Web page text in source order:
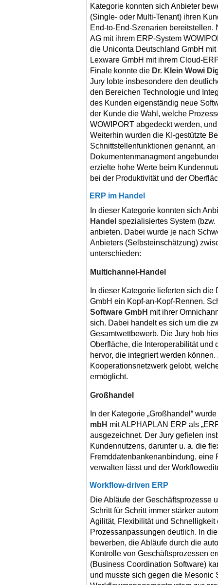
Kategorie konnten sich Anbieter
(Single- oder Multi-Tenant) ihren
End-to-End-Szenarien
AG mit ihrem ERP-System
die Uniconta Deutschland GmbH
Lexware GmbH mit ihrem Cloud-
Finale konnte die Dr. Klein Wowi
Jury lobte insbesondere den
den Bereichen Technologie und
des Kunden eigenständig neue
der Kunde die Wahl, welche
WOWIPORT abgedeckt werden,
Weiterhin wurden die KI-gestützte
Schnittstellenfunktionen genannt,
Dokumentenmanagment
erzielte hohe Werte beim
bei der Produktivität und der
ERP im Handel
In dieser Kategorie konnten sich
Handel spezialisiertes System
anbieten. Dabei wurde je nach
Anbieters (Selbsteinschätzung)
unterschieden:
Multichannel-Handel
In dieser Kategorie lieferten sich
GmbH ein Kopf-an-Kopf-Rennen.
Software GmbH mit ihrer
sich. Dabei handelt es sich um die
Gesamtwettbewerb. Die Jury hob
Oberfläche, die Interoperabilität und
hervor, die integriert werden
Kooperationsnetzwerk gelobt,
ermöglicht.
Großhandel
In der Kategorie „Großhandel“
mbH mit ALPHAPLAN ERP als
ausgezeichnet. Der Jury gefielen
Kundennutzens, darunter u. a. die
Fremddatenbankenanbindung, eine
verwalten lässt und der
Workflow-driven ERP
Die Abläufe der Geschäftsprozesse
Schritt für Schritt immer stärker
Agilität, Flexibilität und Schnelligkeit
Prozessanpassungen deutlich. In
bewerben, die Abläufe durch die
Kontrolle von Geschäftsprozessen
(Business Coordination Software)
und musste sich gegen die Mesonic